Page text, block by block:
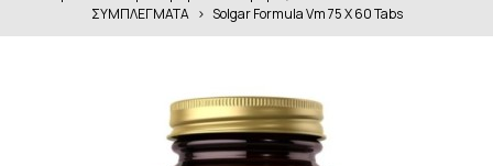
ΣΥΜΠΛΕΓΜΑΤΑ > Solgar Formula Vm 75 X 60 Tabs